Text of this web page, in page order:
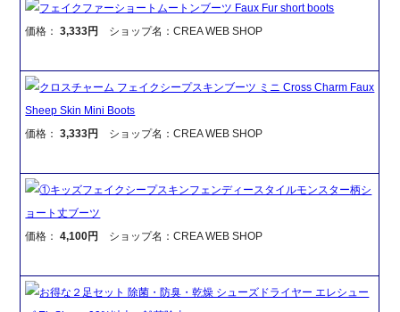
フェイクファーショートムートンブーツ Faux Fur short boots
価格：3,333円 ショップ名：CREA WEB SHOP
クロスチャーム フェイクシープスキンブーツ ミニ Cross Charm Faux
Sheep Skin Mini Boots
価格：3,333円 ショップ名：CREA WEB SHOP
①キッズフェイクシープスキンフェンディースタイルモンスター柄シ
ョート丈ブーツ
価格：4,100円 ショップ名：CREA WEB SHOP
お得な２足セット 除菌・防臭・乾燥 シューズドライヤー エレシュー